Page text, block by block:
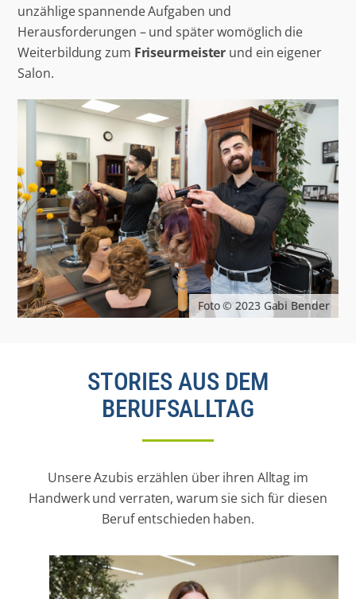
unzählige spannende Aufgaben und
Herausforderungen – und später womöglich die
Weiterbildung zum Friseurmeister und ein eigener
Salon.
Foto © 2023 Gabi Bender
STORIES AUS DEM
BERUFSALLTAG
Unsere Azubis erzählen über ihren Alltag im
Handwerk und verraten, warum sie sich für diesen
Beruf entschieden haben.